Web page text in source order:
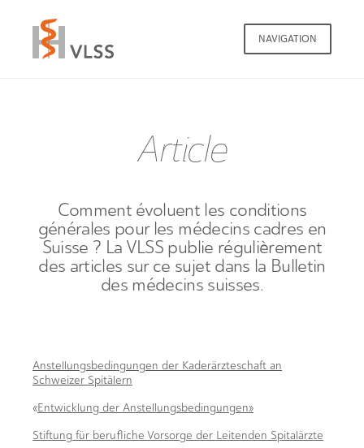
NAVIGATION
Article
Comment évoluent les conditions
générales pour les médecins cadres en
Suisse ? La VLSS publie régulièrement
des articles sur ce sujet dans la Bulletin
des médecins suisses.
Anstellungsbedingungen der Kaderärzteschaft an
Schweizer Spitälern
«Entwicklung der Anstellungsbedingungen»
Stiftung für berufliche Vorsorge der Leitenden Spitalärzte